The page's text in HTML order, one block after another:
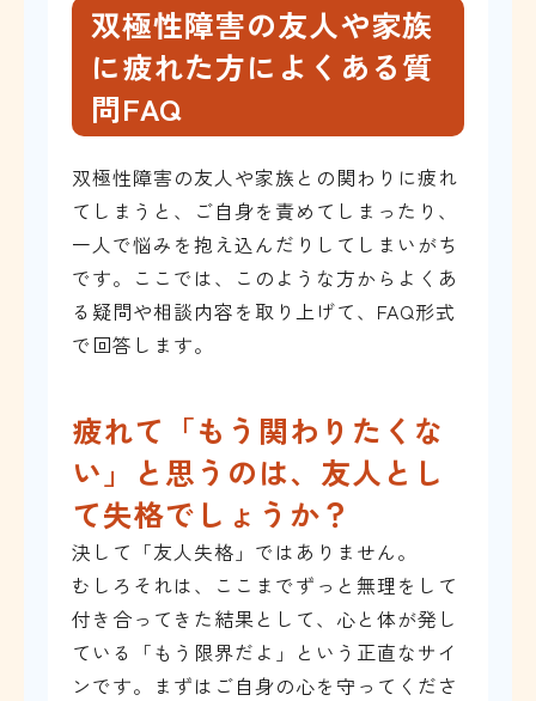
双極性障害の友人や家族
に疲れた方によくある質
問FAQ
双極性障害の友人や家族との関わりに疲れ
てしまうと、ご自身を責めてしまったり、
一人で悩みを抱え込んだりしてしまいがち
です。ここでは、このような方からよくあ
る疑問や相談内容を取り上げて、FAQ形式
で回答します。
疲れて「もう関わりたくな
い」と思うのは、友人とし
て失格でしょうか？
決して「友人失格」ではありません。
むしろそれは、ここまでずっと無理をして
付き合ってきた結果として、心と体が発し
ている「もう限界だよ」という正直なサイ
ンです。まずはご自身の心を守ってくださ